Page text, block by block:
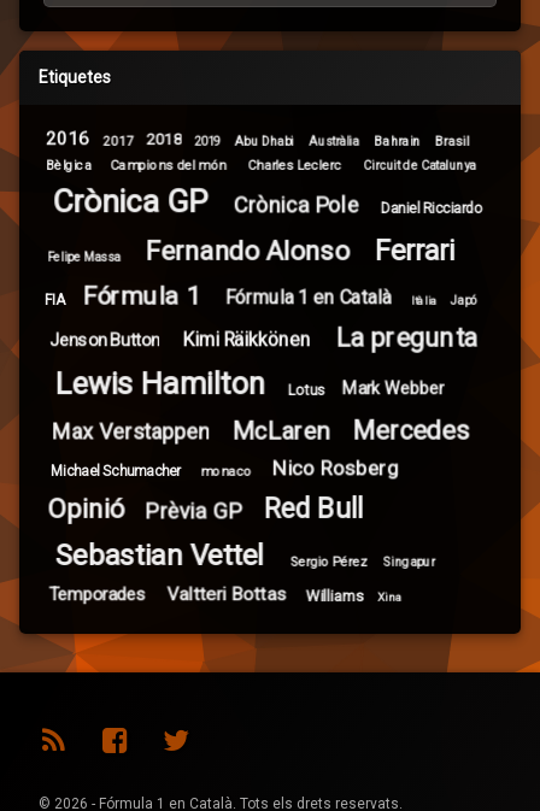
Etiquetes
2016 2017 2018 2019 Abu Dhabi Austràlia Bahrain
Brasil
Bèlgica
Campions del món Charles Leclerc Circuit de Catalunya
Crònica GP Crònica Pole Daniel Ricciardo
Felipe Massa Fernando Alonso Ferrari
FIA Fórmula 1 Fórmula 1 en Català Itàlia Japó
Jenson Button Kimi Räikkönen La pregunta
Lewis Hamilton Lotus Mark Webber
Max Verstappen McLaren Mercedes
Michael Schumacher monaco Nico Rosberg
Opinió Prèvia GP Red Bull
Sebastian Vettel Sergio Pérez Singapur
Temporades Valtteri Bottas Williams Xina
RSS Facebook
Twitter
© 2026 - Fórmula 1 en Català. Tots els drets reservats.